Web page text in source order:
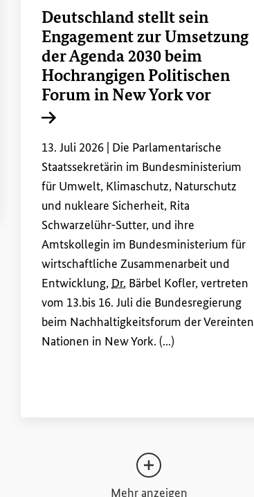
Deutschland stellt sein
Engagement zur Umsetzung
der Agenda 2030 beim
Hochrangigen Politischen
Forum in New York vor
13. Juli 2026 | Die Parlamentarische
Staatssekretärin im Bundesministerium
für Umwelt, Klimaschutz, Naturschutz
und nukleare Sicherheit, Rita
Schwarzelühr-Sutter, und ihre
Amtskollegin im Bundesministerium für
wirtschaftliche Zusammenarbeit und
Entwicklung, Dr. Bärbel Kofler, vertreten
vom 13.bis 16. Juli die Bundesregierung
beim Nachhaltigkeitsforum der Vereinten
Nationen in New York. (...)
Mehr anzeigen